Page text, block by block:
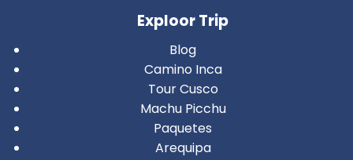
Exploor Trip
Blog
Camino Inca
Tour Cusco
Machu Picchu
Paquetes
Arequipa